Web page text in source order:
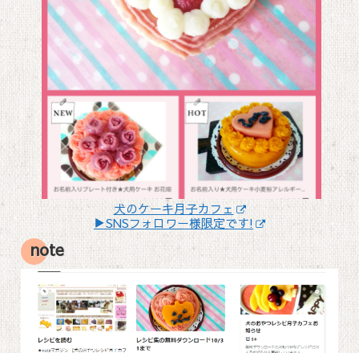
犬のケーキ月子カフェ
▶SNSフォロワー様限定です!
note